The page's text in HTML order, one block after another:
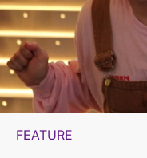
FEATURE